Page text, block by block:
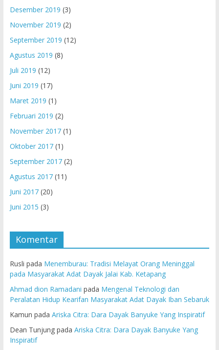
Desember 2019 (3)
November 2019 (2)
September 2019 (12)
Agustus 2019 (8)
Juli 2019 (12)
Juni 2019 (17)
Maret 2019 (1)
Februari 2019 (2)
November 2017(1)
Oktober 2017(1)
September 2017(2)
Agustus 2017(11)
Juni 2017(20)
Juni 2015 (3)
Komentar
Rusli pada Menemburau: Tradisi Melayat Orang Meninggal
pada Masyarakat Adat Dayak Jalai Kab. Ketapang
Ahmad dion Ramadani pada Mengenal Teknologi dan
Peralatan Hidup Kearifan Masyarakat Adat Dayak Iban Sebaruk
Kamun pada Ariska Citra: Dara Dayak Banyuke Yang Inspiratif
Dean Tunjungpada Ariska Citra: Dara Dayak Banyuke Yang
Inspiratif